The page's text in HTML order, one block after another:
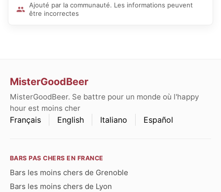
Ajouté par la communauté. Les informations peuvent
être incorrectes
MisterGoodBeer
MisterGoodBeer. Se battre pour un monde où l'happy
hour est moins cher
Français English Italiano Español
BARS PAS CHERS EN FRANCE
Bars les moins chers de Grenoble
Bars les moins chers de Lyon